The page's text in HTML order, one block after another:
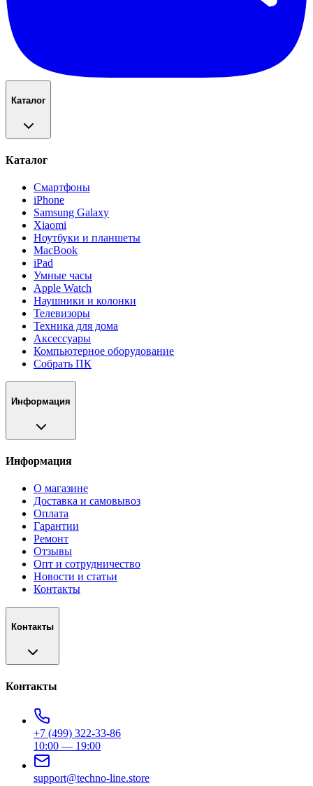
Каталог
Каталог
Смартфоны
iPhone
Samsung Galaxy
Xiaomi
Ноутбуки и планшеты
MacBook
iPad
Умные часы
Apple Watch
Наушники и колонки
Телевизоры
Техника для дома
Аксессуары
Компьютерное оборудование
Собрать ПК
Информация
Информация
О магазине
Доставка и самовывоз
Оплата
Гарантии
Ремонт
Отзывы
Опт и сотрудничество
Новости и статьи
Контакты
Контакты
Контакты
+7 (499) 322-33-86
10:00 — 19:00
support@techno-line.store